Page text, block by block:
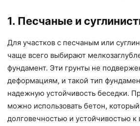
1. Песчаные и
Для участков с песчаным или
чаще всего выбирают
фундамент. Эти грунты не
деформациям, и такой тип
надежную устойчивость беседки.
можно использовать бетон,
долговечностью и устойчивостью